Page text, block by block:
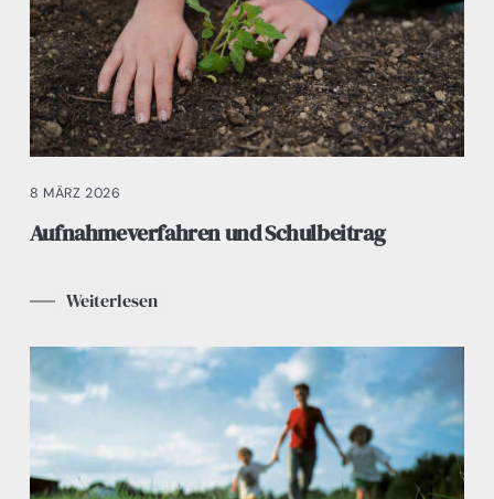
8 MÄRZ 2026
Aufnahmeverfahren und Schulbeitrag
Weiterlesen